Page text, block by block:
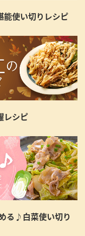
能使い切りレシピ
レシピ
る♪白菜使い切り